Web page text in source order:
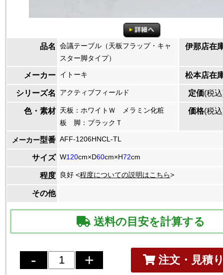
品名
会議テーブル（天板フラップ・キャ
スター脚タイプ）
伊那店在
メーカー イトーキ 松本店在
シリーズ名 アクティブフィールド 定価(税
色・素材 天板：ホワイトＷ メラミン化粧
板 脚：ブラックＴ
価格(税
メーカー型番 AFF-1206HNCL-TL
サイズ W120cm×D60cm×H72cm
程度 良好 <程度についての説明はこちら>
その他
送料の目安を計算する
注文・見積